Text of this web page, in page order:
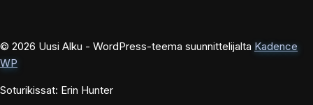
© 2026 Uusi Alku - WordPress-teema suunnittelijalta Kadence
WP
Soturikissat: Erin Hunter